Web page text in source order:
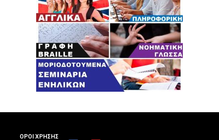
ΟΡΟΙ ΧΡΗΣΗΣ